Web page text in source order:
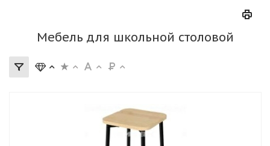
Мебель для школьной столовой